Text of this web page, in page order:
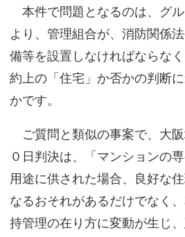
本件で問題となるのは、グ
より、管理組合が、消防関係
備等を設置しなければならな
約上の「住宅」か否かの判断
かです。
ご質問と類似の事案で、大
０日判決は、「マンションの
用途に供された場合、良好な
なるおそれがあるだけでなく
持管理の在り方に変動が生じ